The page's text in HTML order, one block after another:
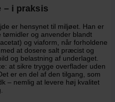
– i praksis
er hensynet til miljøet. Han er
tømidler og anvender blandt
og viaform, når forholdene
at dosere salt præcist og
og belastning af underlaget.
at sikre trygge overflader uden
er en del af den tilgang, som
– nemlig at levere høj kvalitet